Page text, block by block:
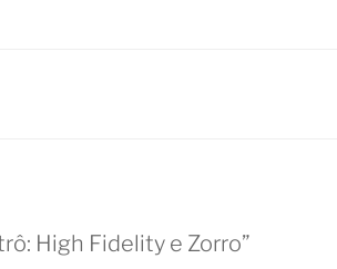
High Fidelity e Zorro”